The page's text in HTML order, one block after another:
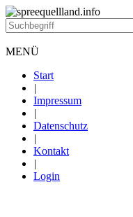
MENÜ
Start
|
Impressum
|
Datenschutz
|
Kontakt
|
Login